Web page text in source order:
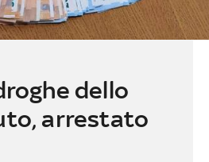
dello
arrestato